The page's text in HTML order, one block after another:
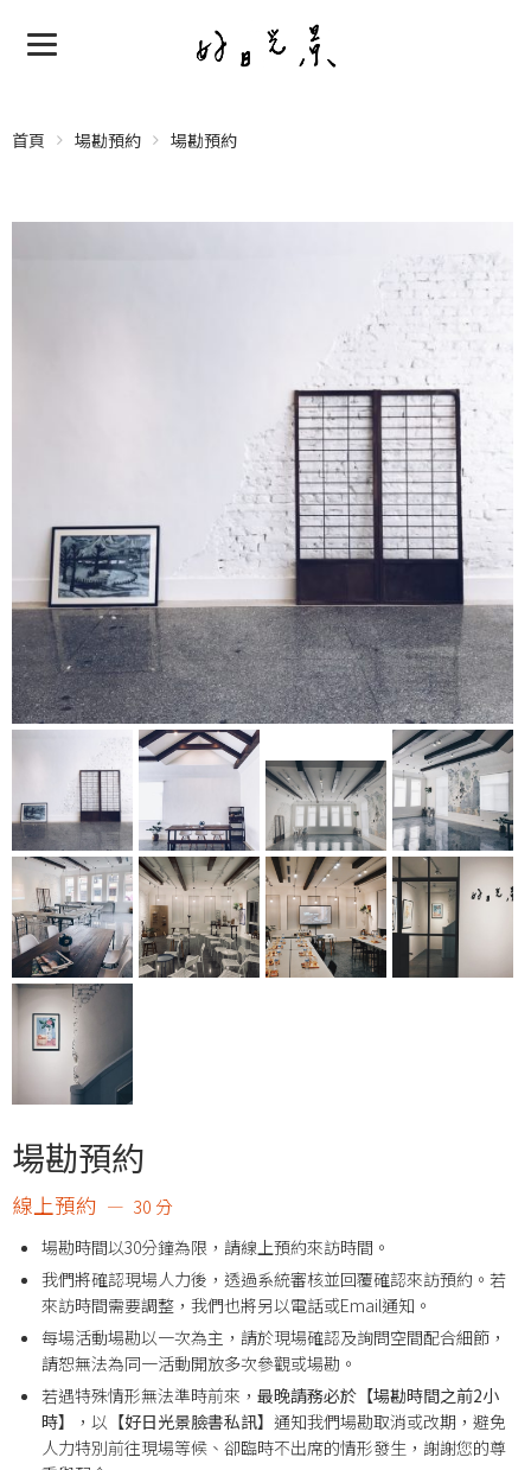
首頁 場勘預約 場勘預約
場勘預約
線上預約 30 分
場勘時間以30分鐘為限，請線上預約來訪時間。
我們將確認現場人力後，透過系統審核並回覆確認來訪預約。若
來訪時間需要調整，我們也將另以電話或Email通知。
每場活動場勘以一次為主，請於現場確認及詢問空間配合細節，
請恕無法為同一活動開放多次參觀或場勘。
若遇特殊情形無法準時前來， 最晚請務必於【場勘時間之前2小
時】
，以 【好日光景臉書私訊】 通知我們場勘取消或改期，避免
人力特別前往現場等候、卻臨時不出席的情形發生，謝謝您的尊